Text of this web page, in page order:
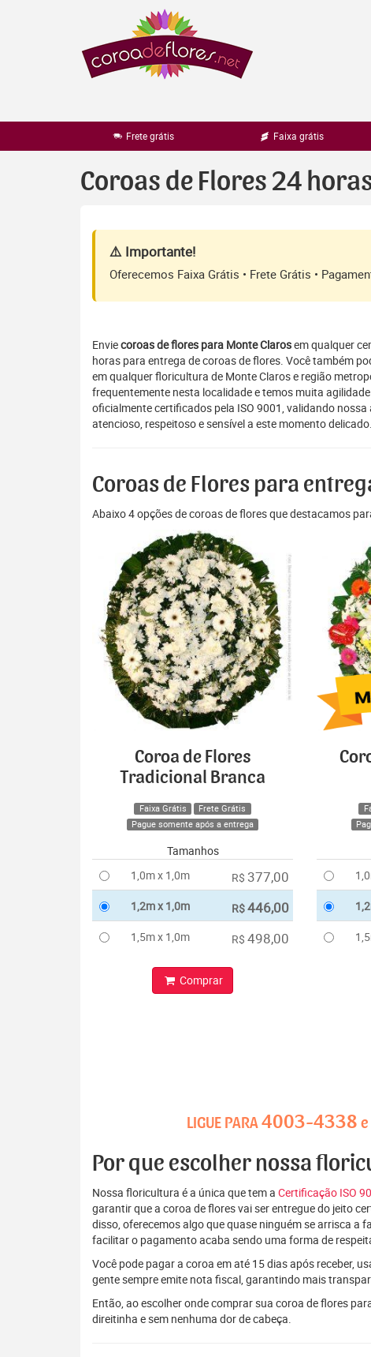
Frete grátis Faixa grátis
Coroas de Flores 24
⚠️ Importante!
Oferecemos Faixa Grátis • Frete Grátis •
Enviecoroas de flores para Monte Clarosem qualquer
horas para entrega de coroas de flores. Você também
em qualquer floricultura de Monte Claros e região
frequentemente nesta localidade e temos muita
oficialmente certificados pela ISO 9001, validando
atencioso, respeitoso e sensível a este momento delicado.
Coroas de Flores para
Abaixo 4 opções de coroas de flores que destacamos
Coroa de Flores
Tradicional Branca
Faixa Grátis
Frete Grátis
Pague somente após a entrega
Tamanhos
1,0m x 1,0m
R$ 377,00
1,2m x 1,0m R$446,00
1,5m x 1,0m R$ 498,00
Comprar
LIGUE PARA4003-4338
Por que escolher nossa
Nossa floricultura é a única que tem a Certificação ISO
garantir que a coroa de flores vai ser entregue do jeito
disso, oferecemos algo que quase ninguém se arrisca a
facilitar o pagamento acaba sendo uma forma de
Você pode pagar a coroa em até 15 dias após receber,
gente sempre emite nota fiscal, garantindo mais
Então, ao escolher onde comprar sua coroa de flores
direitinha e sem nenhuma dor de cabeça.